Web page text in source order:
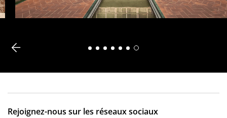
Rejoignez-nous sur les réseaux sociaux